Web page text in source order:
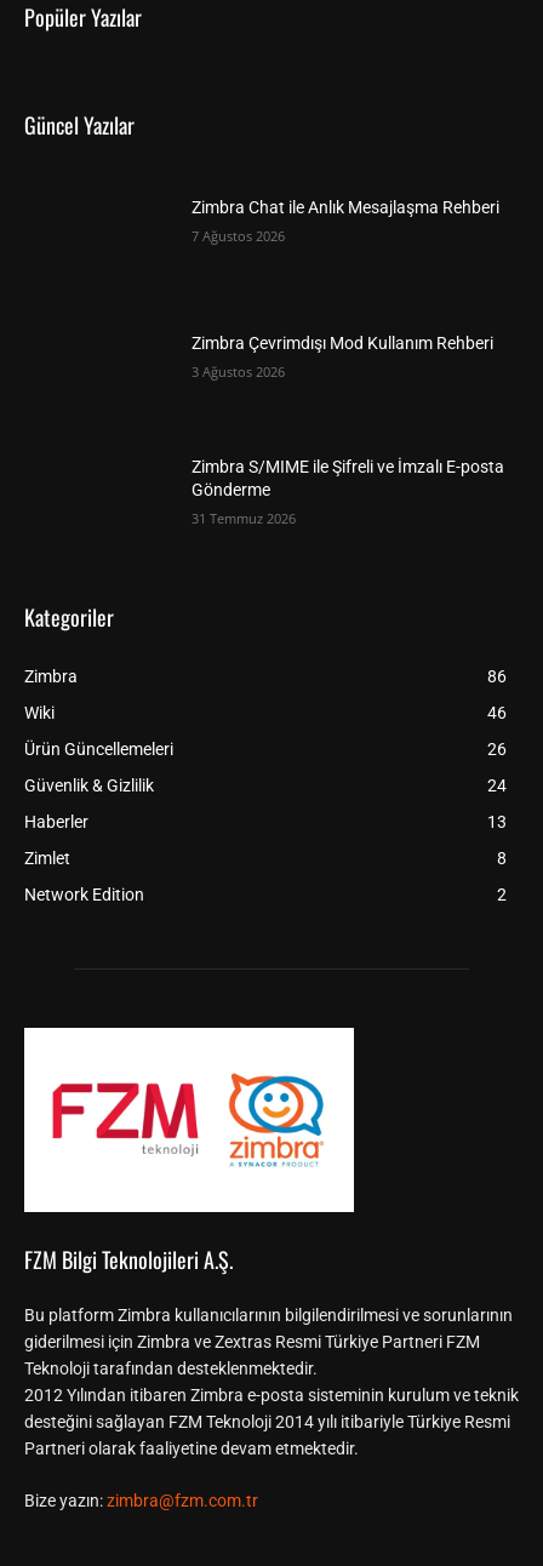
Popüler Yazılar
Güncel Yazılar
Zimbra Chat ile Anlık Mesajlaşma Rehberi
7 Ağustos 2026
Zimbra Çevrimdışı Mod Kullanım Rehberi
3 Ağustos 2026
Zimbra S/MIME ile Şifreli ve İmzalı E-posta
Gönderme
31 Temmuz 2026
Kategoriler
Zimbra
86
Wiki
46
Ürün Güncellemeleri
26
Güvenlik & Gizlilik
24
Haberler
13
Zimlet
8
Network Edition
2
FZM Bilgi Teknolojileri A.Ş.
Bu platform Zimbra kullanıcılarının bilgilendirilmesi ve sorunlarının
giderilmesi için Zimbra ve Zextras Resmi Türkiye Partneri FZM
Teknoloji tarafından desteklenmektedir.
2012 Yılından itibaren Zimbra e-posta sisteminin kurulum ve teknik
desteğini sağlayan FZM Teknoloji 2014 yılı itibariyle Türkiye Resmi
Partneri olarak faaliyetine devam etmektedir.
Bize yazın:zimbra@fzm.com.tr